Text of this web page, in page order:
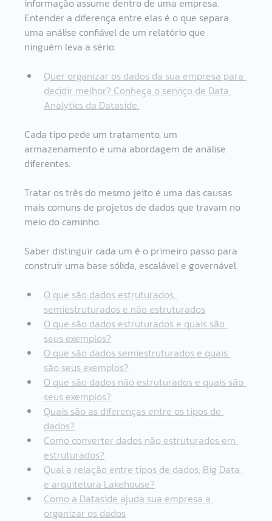
informação assume dentro de uma empresa.
Entender a diferença entre elas é o que separa
uma análise confiável de um relatório que
ninguém leva a sério.
Quer organizar os dados da sua empresa para
decidir melhor? Conheça o serviço de Data
Analytics da Dataside.
Cada tipo pede um tratamento, um
armazenamento e uma abordagem de análise
diferentes.
Tratar os três do mesmo jeito é uma das causas
mais comuns de projetos de dados que travam no
meio do caminho.
Saber distinguir cada um é o primeiro passo para
construir uma base sólida, escalável e governável.
O que são dados estruturados,
semiestruturados e não estruturados
O que são dados estruturados e quais são
seus exemplos?
O que são dados semiestruturados e quais
são seus exemplos?
O que são dados não estruturados e quais são
seus exemplos?
Quais são as diferenças entre os tipos de
dados?
Como converter dados não estruturados em
estruturados?
Qual a relação entre tipos de dados, Big Data
e arquitetura Lakehouse?
Como a Dataside ajuda sua empresa a
organizar os dados